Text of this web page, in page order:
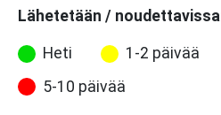
Lähetetään /
Heti 1-2 päivää
5-10 päivää